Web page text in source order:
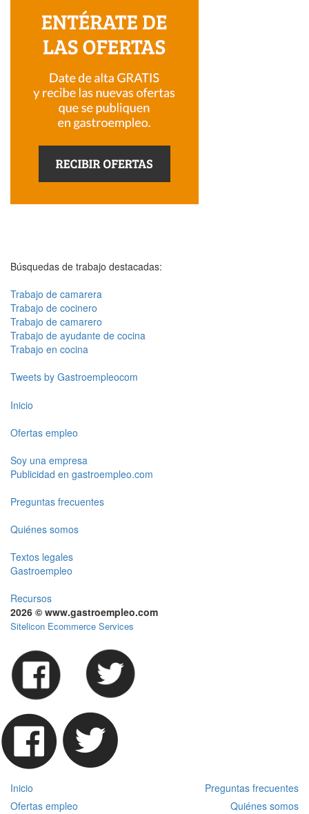
Búsquedas de trabajo destacadas:
Trabajo de camarera
Trabajo de cocinero
Trabajo de camarero
Trabajo de ayudante de cocina
Trabajo en cocina
Tweets by Gastroempleocom
Inicio
Ofertas empleo
Soy una empresa
Publicidad en gastroempleo.com
Preguntas frecuentes
Quiénes somos
Textos legales
Gastroempleo
Recursos
2026 © www.gastroempleo.com
Sitelicon Ecommerce Services
Inicio
Preguntas frecuentes
Ofertas empleo
Quiénes somos